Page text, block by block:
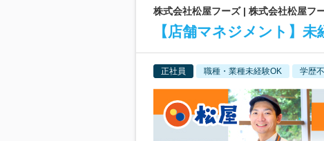
株式会社松屋フーズ | 株式会社松屋フ
【店舗マネジメント】
正社員 職種・業種未経験OK 学歴